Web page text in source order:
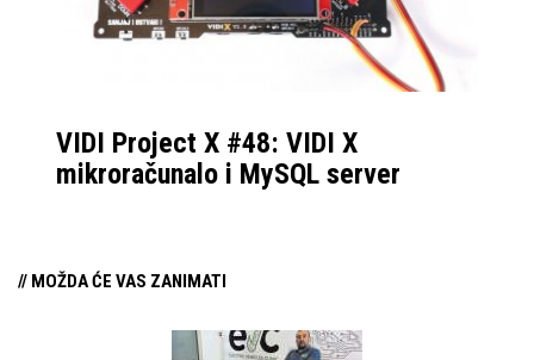
VIDI Project X #48: VIDI X
mikroračunalo i MySQL server
// MOŽDA ĆE VAS ZANIMATI